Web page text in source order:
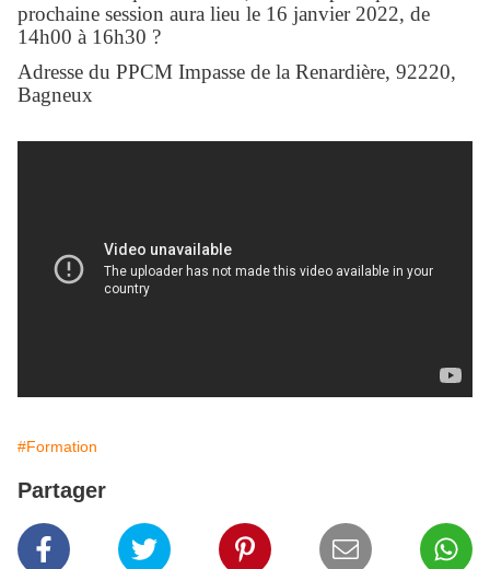
prochaine session aura lieu le 16 janvier 2022, de
14h00 à 16h30 ?
Adresse du PPCM Impasse de la Renardière, 92220,
Bagneux
#Formation
Partager